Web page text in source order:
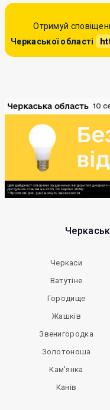
Отримуй
Черкаської області
Черкаси
Ватутіне
Городище
Жашків
Звенигородка
Золотоноша
Кам'янка
Канів